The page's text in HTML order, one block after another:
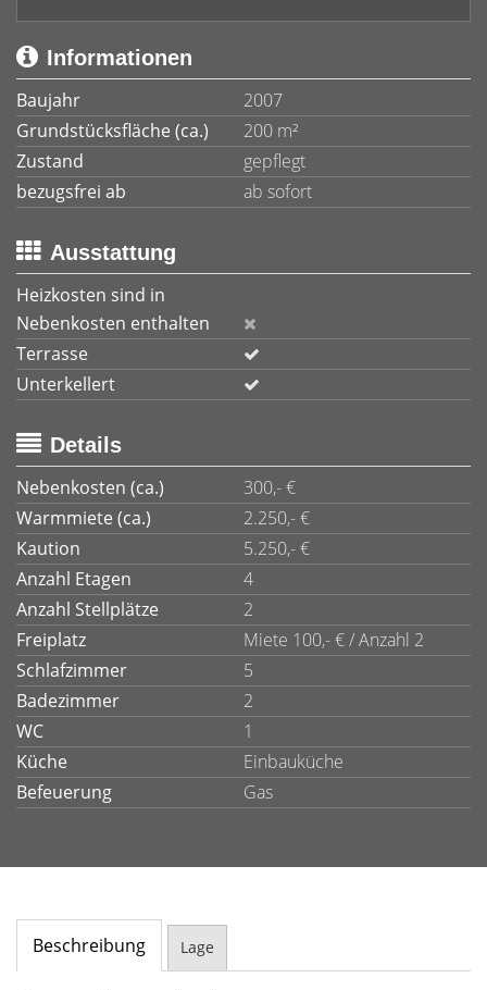
Informationen
Baujahr
2007
Grundstücksfläche (ca.)
200 m²
Zustand
gepflegt
bezugsfrei ab
ab sofort
Ausstattung
Heizkosten sind in
Nebenkosten enthalten
Terrasse
Unterkellert
Details
Nebenkosten (ca.)
300,- €
Warmmiete (ca.)
2.250,- €
Kaution
5.250,- €
Anzahl Etagen
4
Anzahl Stellplätze
2
Freiplatz
Miete 100,- € / Anzahl 2
Schlafzimmer
5
Badezimmer
2
WC
1
Küche
Einbauküche
Befeuerung
Gas
Beschreibung Lage